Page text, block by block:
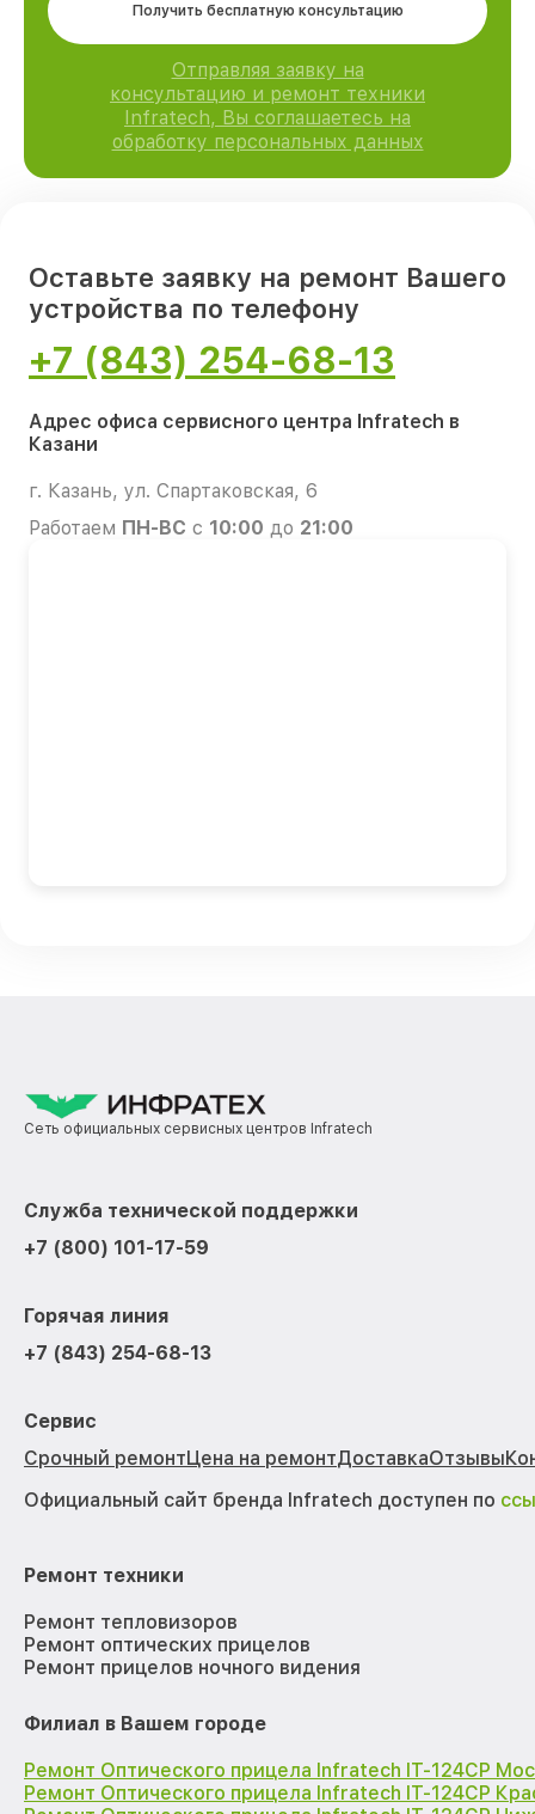
Получить бесплатную консультацию
Отправляя заявку на
консультацию и ремонт техники
Infratech, Вы соглашаетесь на
обработку персональных данных
Оставьте заявку на ремонт Вашего
устройства по телефону
+7 (843) 254-68-13
Адрес офиса сервисного центра Infratech в
Казани
г. Казань, ул. Спартаковская, 6
Работаем ПН-ВС с 10:00 до 21:00
Сеть официальных сервисных центров Infratech
Служба технической поддержки
+7 (800) 101-17-59
Горячая линия
+7 (843) 254-68-13
Сервис
Срочный ремонтЦена на ремонтДоставкаОтзывы
Официальный сайт бренда Infratech доступен по
Ремонт техники
Ремонт тепловизоров
Ремонт оптических прицелов
Ремонт прицелов ночного видения
Филиал в Вашем городе
Ремонт Оптического прицела Infratech IT-124CP
Ремонт Оптического прицела Infratech IT-124CP